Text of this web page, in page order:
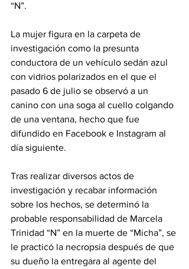
“N”.
La mujer figura en la carpeta de
investigación como la presunta
conductora de un vehículo sedán azul
con vidrios polarizados en el que el
pasado 6 de julio se observó a un
canino con una soga al cuello colgando
de una ventana, hecho que fue
difundido en Facebook e Instagram al
día siguiente.
Tras realizar diversos actos de
investigación y recabar información
sobre los hechos, se determinó la
probable responsabilidad de Marcela
Trinidad “N” en la muerte de “Micha”, se
le practicó la necropsia después de que
su dueño la entregara al agente del